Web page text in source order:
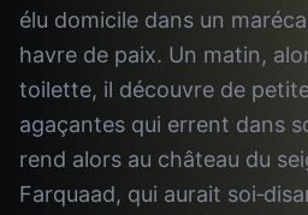
élu domicile dans un
havre de paix. Un matin,
toilette, il découvre de
agaçantes qui errent dans
rend alors au château du
Farquaad, qui aurait